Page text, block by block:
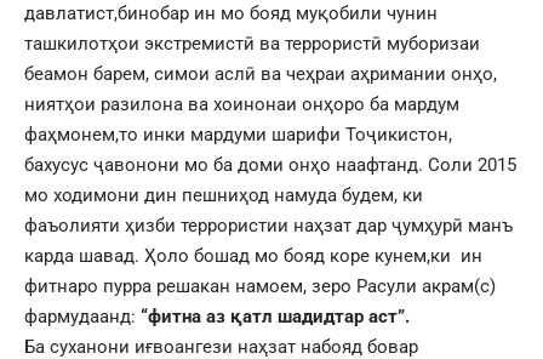
давлатист,бинобар ин мо бояд муқобили чунин
ташкилотҳои экстремистӣ ва террористӣ муборизаи
беамон барем, симои аслӣ ва чеҳраи аҳримании онҳо,
ниятҳои разилона ва хоинонаи онҳоро ба мардум
фаҳмонем,то инки мардуми шарифи Тоҷикистон,
бахусус ҷавонони мо ба доми онҳо наафтанд. Соли 2015
мо ходимони дин пешниҳод намуда будем, ки
фаъолияти ҳизби террористии наҳзат дар ҷумҳурӣ манъ
карда шавад. Ҳоло бошад мо бояд коре кунем,ки ин
фитнаро пурра решакан намоем, зеро Расули акрам(с)
фармудаанд: “фитна аз қатл шадидтар аст”.
Ба суханони иғвоангези наҳзат набояд бовар